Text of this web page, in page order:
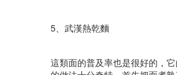
5、武漢熱乾麵
這類面的普及率也是很好的，